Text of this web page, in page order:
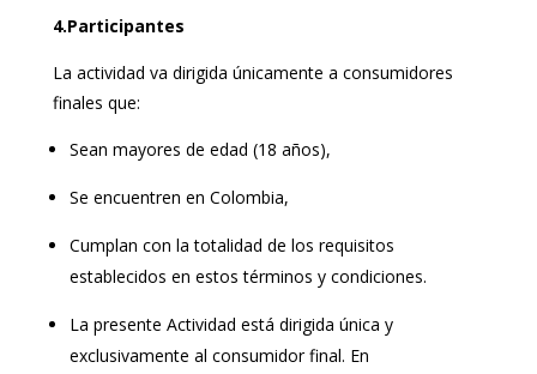
4.Participantes
La actividad va dirigida únicamente a consumidores
finales que:
Sean mayores de edad (18 años),
Se encuentren en Colombia,
Cumplan con la totalidad de los requisitos
establecidos en estos términos y condiciones.
La presente Actividad está dirigida única y
exclusivamente al consumidor final. En